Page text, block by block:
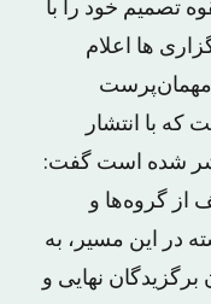
تصمیم خود را با
ها اعلام
مهمان‌پرست
با انتشار
شده است گفت:
از گروه‌ها و
در این مسیر، به
نهایی و